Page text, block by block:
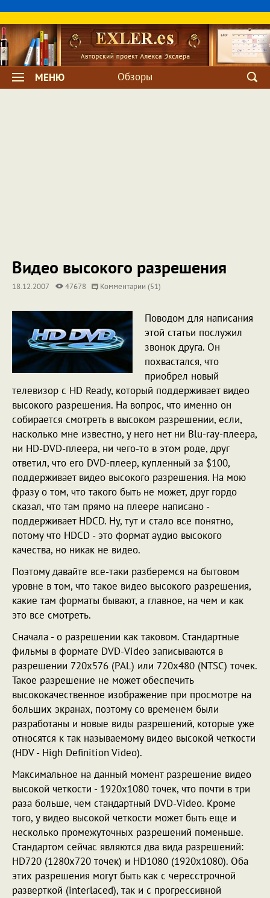
МЕНЮ Обзоры
Видео высокого разрешения
18.12.2007 47678 Комментарии (51)
Поводом для написания
этой статьи послужил
звонок друга. Он
похвастался, что
приобрел новый
телевизор c HD Ready, который поддерживает видео
высокого разрешения. На вопрос, что именно он
собирается смотреть в высоком разрешении, если,
насколько мне известно, у него нет ни Blu-ray-плеера,
ни HD-DVD-плеера, ни чего-то в этом роде, друг
ответил, что его DVD-плеер, купленный за $100,
поддерживает видео высокого разрешения. На мою
фразу о том, что такого быть не может, друг гордо
сказал, что там прямо на плеере написано -
поддерживает HDCD. Ну, тут и стало все понятно,
потому что HDCD - это формат аудио высокого
качества, но никак не видео.
Поэтому давайте все-таки разберемся на бытовом
уровне в том, что такое видео высокого разрешения,
какие там форматы бывают, а главное, на чем и как
это все смотреть.
Сначала - о разрешении как таковом. Стандартные
фильмы в формате DVD-Video записываются в
разрешении 720х576 (PAL) или 720х480 (NTSC) точек.
Такое разрешение не может обеспечить
высококачественное изображение при просмотре на
больших экранах, поэтому со временем были
разработаны и новые виды разрешений, которые уже
относятся к так называемому видео высокой четкости
(HDV - High Definition Video).
Максимальное на данный момент разрешение видео
высокой четкости - 1920х1080 точек, что почти в три
раза больше, чем стандартный DVD-Video. Кроме
того, у видео высокой четкости может быть еще и
несколько промежуточных разрешений поменьше.
Стандартом сейчас являются два вида разрешений:
HD720 (1280x720 точек) и HD1080 (1920x1080). Оба
этих разрешения могут быть как с чересстрочной
разверткой (interlaced), так и с прогрессивной